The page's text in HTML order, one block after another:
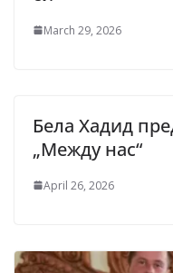
March 29, 2026
Бела Хадид
„Между нас“
April 26, 2026